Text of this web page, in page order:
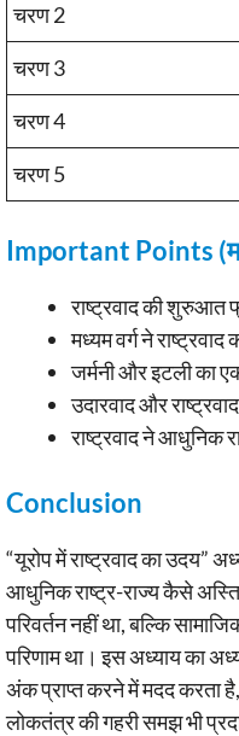
चरण 2
चरण 3
चरण 4
चरण 5
Important Points
राष्ट्रवाद की शुरुआत
मध्यम वर्ग ने राष्ट्रवाद
जर्मनी और इटली का
उदारवाद और
राष्ट्रवाद ने आधुनिक
Conclusion
“यूरोप में राष्ट्रवाद का उदय”
आधुनिक राष्ट्र-राज्य कैसे
परिवर्तन नहीं था, बल्कि
परिणाम था। इस अध्याय का
अंक प्राप्त करने में मदद करता
लोकतंत्र की गहरी समझ भी